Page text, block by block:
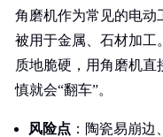
角磨机作为常见的电动
被用于金属、石材加
质地脆硬，用角磨机
慎就会“翻车”。
风险点 ：陶瓷易崩